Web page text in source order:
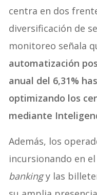
centra en dos
diversificación de
monitoreo señala
automatización
anual del 6,31%
optimizando los
mediante
Además, los
incursionando en
bankingy las